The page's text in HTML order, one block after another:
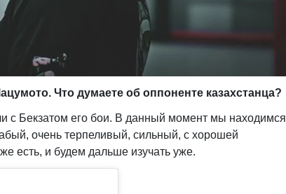
Что думаете об оппоненте казахстанца?
с Бекзатом его бои. В данный момент мы находимся
очень терпеливый, сильный, с хорошей
есть, и будем дальше изучать уже.